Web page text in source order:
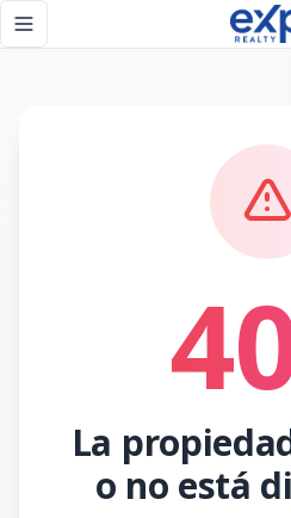
Toggle navigation menu
La
o no está
Página no encontrada - eXp